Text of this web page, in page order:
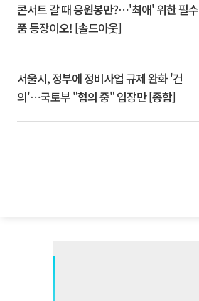
콘서트 갈 때 응원봉만?⋯'최애' 위한 필수
품 등장이오! [솔드아웃]
서울시, 정부에 정비사업 규제 완화 '건
의'⋯국토부 "협의 중" 입장만 [종합]